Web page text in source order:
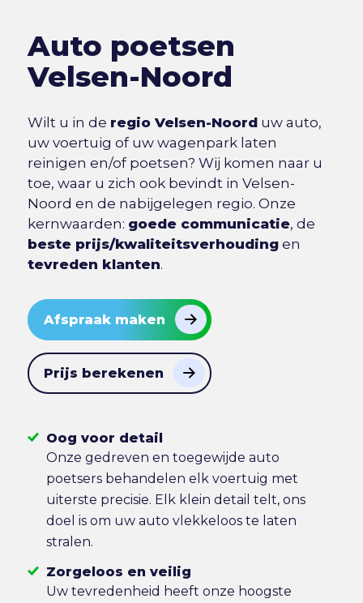
Auto poetsen
Velsen-Noord
Wilt u in de regio Velsen-Noorduw auto,
uw voertuig of uw wagenpark laten
reinigen en/of poetsen? Wij komen naar u
toe, waar u zich ook bevindt in Velsen-
Noord en de nabijgelegen regio. Onze
kernwaarden: goede communicatie, de
beste prijs/kwaliteitsverhoudingen
tevreden klanten.
Afspraak maken
Prijs berekenen
Oog voor detail
Onze gedreven en toegewijde auto
poetsers behandelen elk voertuig met
uiterste precisie. Elk klein detail telt, ons
doel is om uw auto vlekkeloos te laten
stralen.
Zorgeloos en veilig
Uw tevredenheid heeft onze hoogste